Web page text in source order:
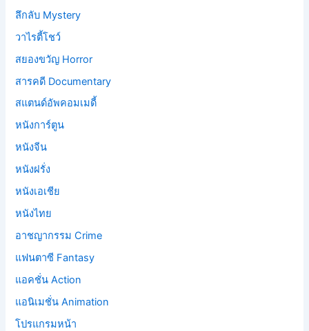
ลึกลับ Mystery
วาไรตี้โชว์
สยองขวัญ Horror
สารคดี Documentary
สแตนด์อัพคอมเมดี้
หนังการ์ตูน
หนังจีน
หนังฝรั่ง
หนังเอเชีย
หนังไทย
อาชญากรรม Crime
แฟนตาซี Fantasy
แอคชั่น Action
แอนิเมชั่น Animation
โปรแกรมหน้า